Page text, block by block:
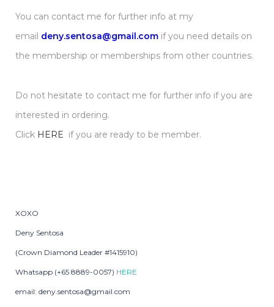
You can contact me for further info at my
email deny.sentosa@gmail.com if you need details on
the membership or memberships from other countries.
Do not hesitate to contact me for further info if you are
interested in ordering.
Click HERE if you are ready to be member.
XOXO
Deny Sentosa
(Crown Diamond Leader #1415910)
Whatsapp (+65 8889-0057) HERE
email: deny.sentosa@gmail.com